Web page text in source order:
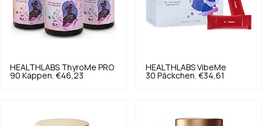
HEALTHLABS ThyroMe PRO
90 Kappen. €46,23
HEALTHLABS VibeMe
30 Päckchen. €34,61